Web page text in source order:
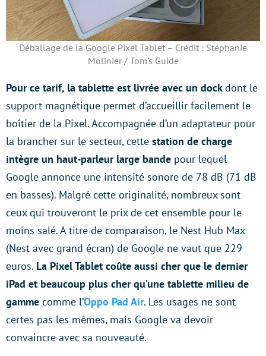
Déballage de la Google Pixel Tablet – Crédit : Stéphanie
Molinier / Tom’s Guide
Pour ce tarif, la tablette est livrée avec un dockdont le
support magnétique permet d’accueillir facilement le
boîtier de la Pixel. Accompagnée d’un adaptateur pour
la brancher sur le secteur, cette station de charge
intègre un haut-parleur large bande pour lequel
Google annonce une intensité sonore de 78 dB (71 dB
en basses). Malgré cette originalité, nombreux sont
ceux qui trouveront le prix de cet ensemble pour le
moins salé. A titre de comparaison, le Nest Hub Max
(Nest avec grand écran) de Google ne vaut que 229
euros. La Pixel Tablet coûte aussi cher que le dernier
iPad et beaucoup plus cher qu’une tablette milieu de
gamme comme l’Oppo Pad Air. Les usages ne sont
certes pas les mêmes, mais Google va devoir
convaincre avec sa nouveauté.